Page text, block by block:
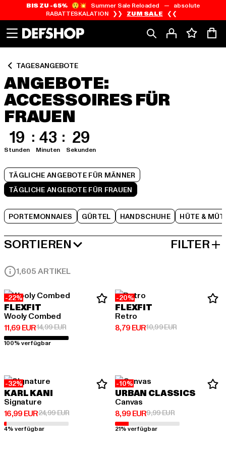
Zum
Inhalt
springen
Zum
Fußzeile
springen
BIS ZU -65%😲💥 Summer Sale Reloaded — absolute
RABATTESKALATION ❯❯ ZUM SALE ❮❮
TAGESANGEBOTE
ANGEBOTE:
ACCESSOIRES FÜR
FRAUEN
19
Stunden
43
Minuten
28
Sekunden
TÄGLICHE ANGEBOTE FÜR MÄNNER
TÄGLICHE ANGEBOTE FÜR FRAUEN
PORTEMONNAIES GÜRTEL HANDSCHUHE HÜTE &
Zum
Produktraster
springen
SORTIEREN
BELIEBTESTE FILTER
1,605 ARTIKEL
-22%
FLEXFIT
Wooly Combed
11,69 EUR
Derzeitiger Preis: 11,69 EUR
14,99 EURAktionspreis: 14,99 EUR
100% verfügbar
-20%
FLEXFIT
Retro
8,79 EUR
Derzeitiger Preis: 8,79 EUR
10,99 EURAktionspreis:
-32%
KARL KANI
Signature
16,99 EUR
Derzeitiger Preis: 16,99 EUR
24,99 EURAktionspreis: 24,99 EUR
4% verfügbar
-10%
URBAN CLASSICS
Canvas
8,99 EUR
Derzeitiger Preis: 8,99 EUR
9,99 EURAktionspreis:
21% verfügbar